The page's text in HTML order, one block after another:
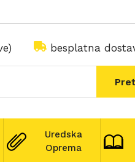
besplatna
Uredska
Oprema